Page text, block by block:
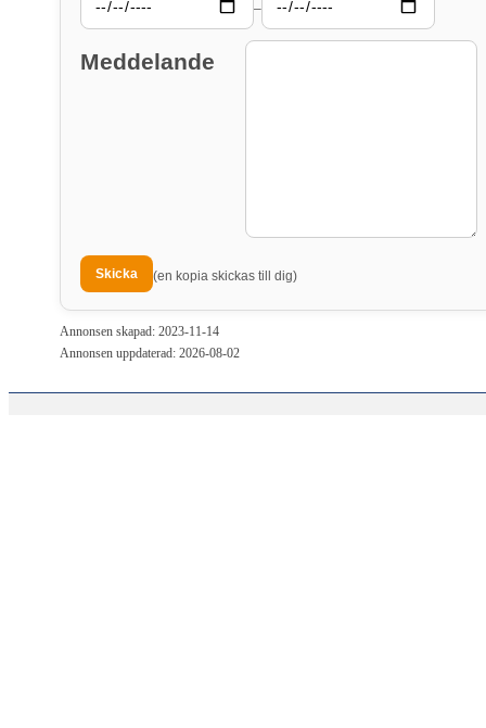
–
Meddelande
(en kopia skickas till dig)
Annonsen skapad: 2023-11-14
Annonsen uppdaterad: 2026-08-02